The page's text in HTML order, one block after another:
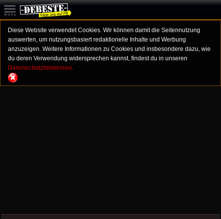
Diese Website verwendet Cookies. Wir können damit die Seitennutzung
auswerten, um nutzungsbasiert redaktionelle Inhalte und Werbung
anzuzeigen. Weitere Informationen zu Cookies und insbesondere dazu, wie
du deren Verwendung widersprechen kannst, findest du in unseren
Datenschutzhinweisen.